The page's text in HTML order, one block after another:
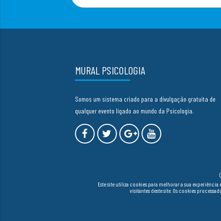
MURAL PSICOLOGIA
Somos um sistema criado para a divulgação gratuita de
qualquer evento ligado ao mundo da Psicologia.
Este site utiliza cookies para melhorar a sua
visitantes deste site. Os cookies